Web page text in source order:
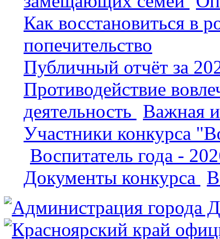
Как восстановиться в
попечительство
Публичный отчёт за
Противодействие
деятельность Важная
Участники конкурса
Воспитатель года -
Документы конкурса